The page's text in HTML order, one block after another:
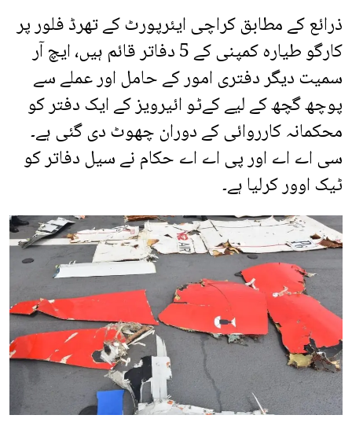
ذرائع کے مطابق کراچی ایئرپورٹ کے تھرڈ فلور پر
کارگو طیارہ کمپنی کے 5 دفاتر قائم ہیں، ایچ آر
سمیت دیگر دفتری امور کے حامل اور عملے سے
پوچھ گچھ کے لیے کےٹو ائیرویز کے ایک دفتر کو
محکمانہ کارروائی کے دوران چھوٹ دی گئی ہے۔
سی اے اے اور پی اے اے حکام نے سیل دفاتر کو
ٹیک اوور کرلیا ہے۔